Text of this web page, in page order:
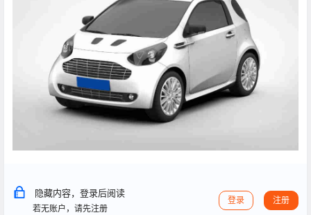
隐藏内容，登录后阅读
若无账户，请先注册
登录 注册